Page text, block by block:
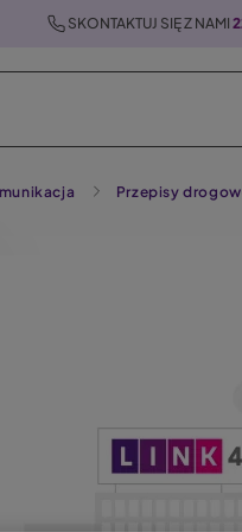
SKONTAKTUJ SIĘ Z NAMI
Przepisy